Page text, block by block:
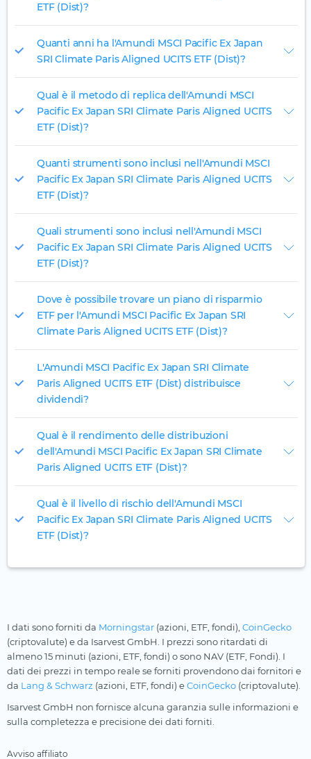
ETF (Dist)?
Quanti anni ha l'Amundi MSCI Pacific Ex Japan
SRI Climate Paris Aligned UCITS ETF (Dist)?
Qual è il metodo di replica dell'Amundi MSCI
Pacific Ex Japan SRI Climate Paris Aligned UCITS
ETF (Dist)?
Quanti strumenti sono inclusi nell'Amundi MSCI
Pacific Ex Japan SRI Climate Paris Aligned UCITS
ETF (Dist)?
Quali strumenti sono inclusi nell'Amundi MSCI
Pacific Ex Japan SRI Climate Paris Aligned UCITS
ETF (Dist)?
Dove è possibile trovare un piano di risparmio
ETF per l'Amundi MSCI Pacific Ex Japan SRI
Climate Paris Aligned UCITS ETF (Dist)?
L'Amundi MSCI Pacific Ex Japan SRI Climate
Paris Aligned UCITS ETF (Dist) distribuisce
dividendi?
Qual è il rendimento delle distribuzioni
dell'Amundi MSCI Pacific Ex Japan SRI Climate
Paris Aligned UCITS ETF (Dist)?
Qual è il livello di rischio dell'Amundi MSCI
Pacific Ex Japan SRI Climate Paris Aligned UCITS
ETF (Dist)?
I dati sono forniti da Morningstar (azioni, ETF, fondi), CoinGecko
(criptovalute) e da Isarvest GmbH. I prezzi sono ritardati di
almeno 15 minuti (azioni, ETF, fondi) o sono NAV (ETF, Fondi). I
dati dei prezzi in tempo reale se forniti provendono dai fornitori e
da Lang & Schwarz (azioni, ETF, fondi) eCoinGecko (criptovalute).
Isarvest GmbH non fornisce alcuna garanzia sulle informazioni e
sulla completezza e precisione dei dati forniti.
Avviso affiliato